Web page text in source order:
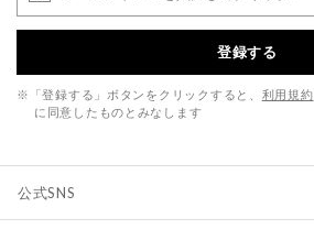
登録する
※「登録する」ボタンをクリックすると、 利用規約
に同意したものとみなします
公式SNS